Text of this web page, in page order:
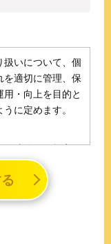
扱いについて、個
を適切に管理、保
・向上を目的と
に定めます。
る法律」に規定さ
氏名、生年月日
ることができる